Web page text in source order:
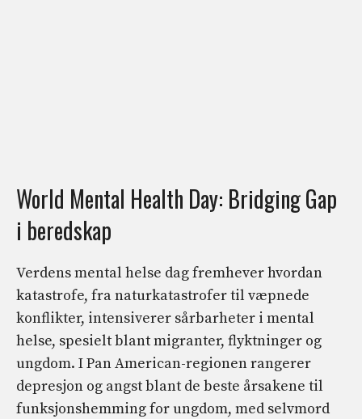
World Mental Health Day: Bridging Gap
i beredskap
Verdens mental helse dag fremhever hvordan
katastrofe, fra naturkatastrofer til væpnede
konflikter, intensiverer sårbarheter i mental
helse, spesielt blant migranter, flyktninger og
ungdom. I Pan American-regionen rangerer
depresjon og angst blant de beste årsakene til
funksjonshemming for ungdom, med selvmord